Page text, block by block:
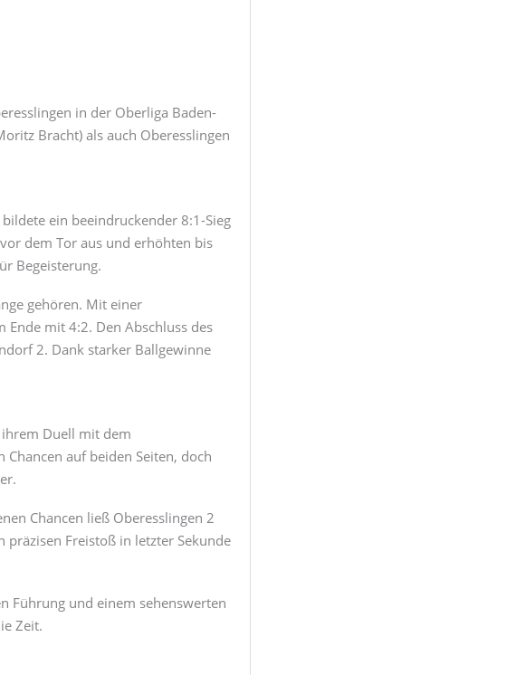
in der Oberliga Baden-
Bracht) als auch Oberesslingen
ein beeindruckender 8:1-Sieg
dem Tor aus und erhöhten bis
Begeisterung.
gehören. Mit einer
mit 4:2. Den Abschluss des
2. Dank starker Ballgewinne
ihrem Duell mit dem
auf beiden Seiten, doch
Chancen ließ Oberesslingen 2
präzisen Freistoß in letzter Sekunde
Führung und einem sehenswerten
Zeit.